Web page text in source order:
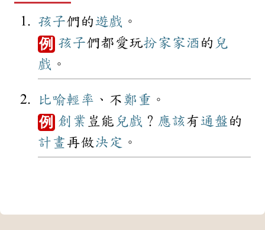
孩子們的遊戲 。
例 孩子們都愛玩扮家家酒 的 兒
戲 。
比喻輕率 、不 鄭重 。
例 創業 豈能 兒戲 ？ 應該有通盤 的
計畫再做決定 。